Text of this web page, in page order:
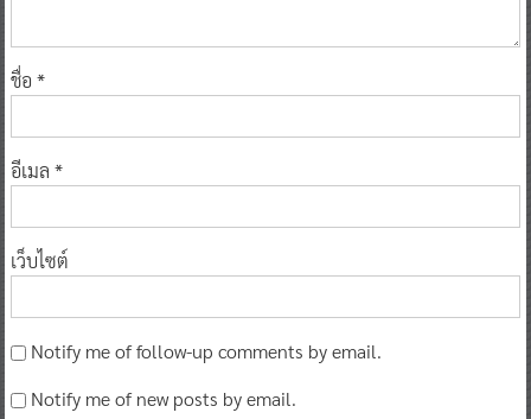
ชื่อ *
อีเมล *
เว็บไซต์
Notify me of follow-up comments by email.
Notify me of new posts by email.